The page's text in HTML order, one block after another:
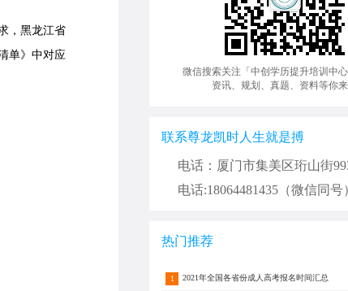
，黑龙江省
单》中对应
微信搜索关注「中创学历提升培训中
资讯、规划、真题、资料等你
联系尊龙凯时人生就是搏
电话：厦门市集美区珩山街
电话:18064481435（微信同号
热门推荐
1 2021年全国各省份成人高考报名时间汇总